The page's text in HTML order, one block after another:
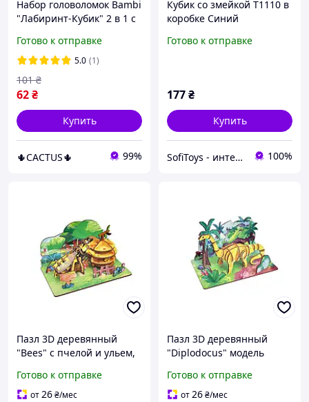
Набор головоломок Bambi
"Лабиринт-Кубик" 2 в 1 с
Кубом-лабиринтом
Готово к отправке
5.0 (1)
62₴
101 ₴
Купить
🌵CACTUS🌵 99%
Кубик со змейкой T1110 в
коробке Синий
Готово к отправке
177₴
Купить
SofiToys - интернет-магазин детских игрушек в Украине 100%
Пазл 3D деревянный
"Bees" с пчелой и ульем,
моторику и логику
Готово к отправке
от26₴/мес
Пазл 3D деревянный
"Diplodocus" модель
развития моторики и
логики, 35 деталей
Готово к отправке
от26₴/мес